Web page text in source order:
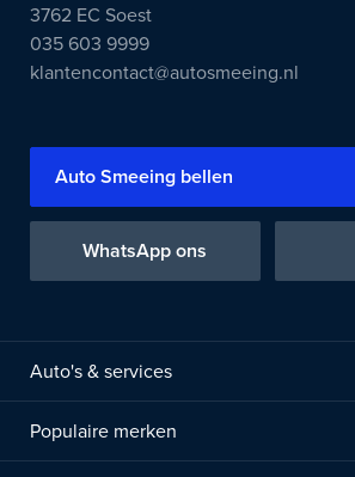
3762 EC Soest
035 603 9999
klantencontact@autosmeeing.nl
Auto Smeeing bellen
WhatsApp ons
Auto's & services
Populaire merken